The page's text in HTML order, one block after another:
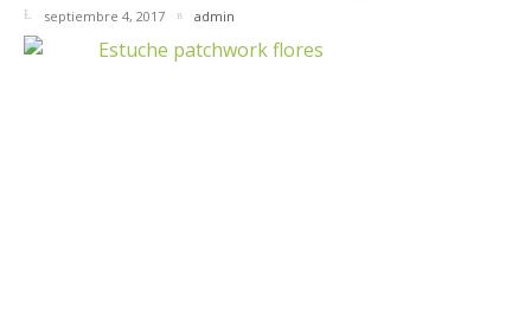
septiembre 4, 2017 admin